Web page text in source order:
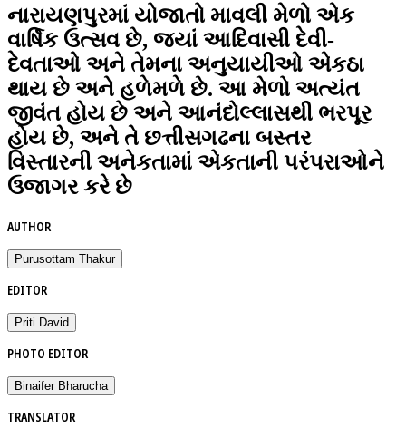
નારાયણપુરમાં યોજાતો માવલી મેળો એક
વાર્ષિક ઉત્સવ છે, જ્યાં આદિવાસી દેવી-
દેવતાઓ અને તેમના અનુયાયીઓ એકઠા
થાય છે અને હળેમળે છે. આ મેળો અત્યંત
જીવંત હોય છે અને આનંદોલ્લાસથી ભરપૂર
હોય છે, અને તે છત્તીસગઢના બસ્તર
વિસ્તારની અનેકતામાં એકતાની પરંપરાઓને
ઉજાગર કરે છે
AUTHOR
Purusottam Thakur
EDITOR
Priti David
PHOTO EDITOR
Binaifer Bharucha
TRANSLATOR